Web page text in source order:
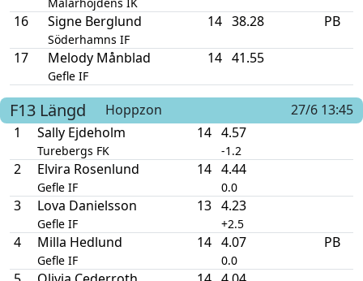
16 Signe Berglund
Söderhamns IF
14 38.28 PB
17 Melody Månblad
Gefle IF
14 41.55
F13 Längd Hoppzon
27/6 13:45
1
Sally Ejdeholm
Turebergs FK
14 4.57
-1.2
2 Elvira Rosenlund
Gefle IF
14 4.44
0.0
3 Lova Danielsson
Gefle IF
13 4.23
+2.5
4 Milla Hedlund
Gefle IF
14 4.07
0.0
PB